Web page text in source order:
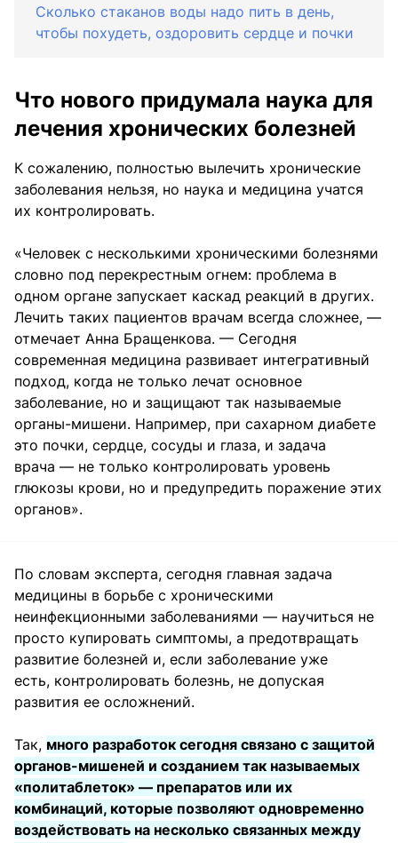
Сколько стаканов воды надо пить в день,
чтобы похудеть, оздоровить сердце и почки
Что нового придумала наука для
лечения хронических болезней
К сожалению, полностью вылечить хронические
заболевания нельзя, но наука и медицина учатся
их контролировать.
«Человек с несколькими хроническими болезнями
словно под перекрестным огнем: проблема в
одном органе запускает каскад реакций в других.
Лечить таких пациентов врачам всегда сложнее, —
отмечает Анна Бращенкова. — Сегодня
современная медицина развивает интегративный
подход, когда не только лечат основное
заболевание, но и защищают так называемые
органы-мишени. Например, при сахарном диабете
это почки, сердце, сосуды и глаза, и задача
врача — не только контролировать уровень
глюкозы крови, но и предупредить поражение этих
органов».
По словам эксперта, сегодня главная задача
медицины в борьбе с хроническими
неинфекционными заболеваниями — научиться не
просто купировать симптомы, а предотвращать
развитие болезней и, если заболевание уже
есть, контролировать болезнь, не допуская
развития ее осложнений.
Так, много разработок сегодня связано с защитой
органов-мишеней и созданием так называемых
«политаблеток» — препаратов или их
комбинаций, которые позволяют одновременно
воздействовать на несколько связанных между